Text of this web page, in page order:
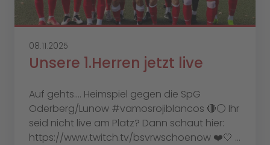
08.11.2025
Unsere 1.Herren jetzt live
Auf gehts…. Heimspiel gegen die SpG
Oderberg/Lunow #vamosrojiblancos 🔴⚪️ Ihr
seid nicht live am Platz? Dann schaut hier:
https://www.twitch.tv/bsvrwschoenow ❤️🤍 ...